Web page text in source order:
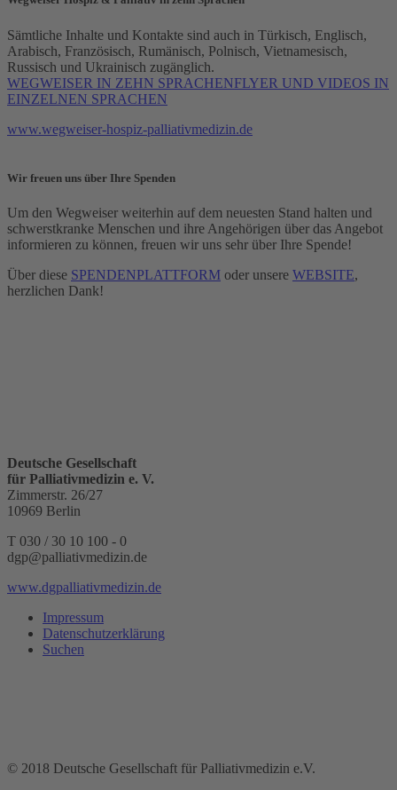
Sämtliche Inhalte und Kontakte sind auch in Türkisch, Englisch,
Arabisch, Französisch, Rumänisch, Polnisch, Vietnamesisch,
Russisch und Ukrainisch zugänglich.
WEGWEISER IN ZEHN SPRACHENFLYER UND VIDEOS IN
EINZELNEN SPRACHEN
www.wegweiser-hospiz-palliativmedizin.de
Wir freuen uns über Ihre Spenden
Um den Wegweiser weiterhin auf dem neuesten Stand halten und
schwerstkranke Menschen und ihre Angehörigen über das Angebot
informieren zu können, freuen wir uns sehr über Ihre Spende!
Über diese SPENDENPLATTFORM oder unsere WEBSITE,
herzlichen Dank!
Deutsche Gesellschaft
für Palliativmedizin e. V.
Zimmerstr. 26/27
10969 Berlin
T 030 / 30 10 100 - 0
dgp@palliativmedizin.de
www.dgpalliativmedizin.de
Impressum
Datenschutzerklärung
Suchen
© 2018 Deutsche Gesellschaft für Palliativmedizin e.V.